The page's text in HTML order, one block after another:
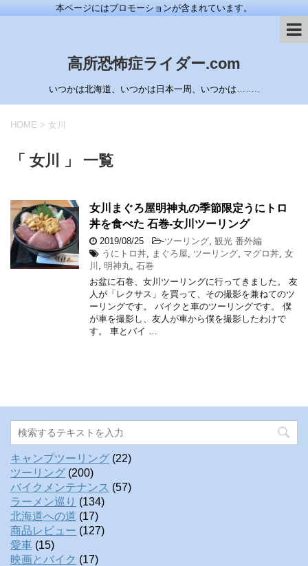
本ページにはプロモーションが含まれています。
高所恐怖症ライダー.com
いつかは北海道、いつかは日本一周、いつかは……..
HOME > 女川
「 女川 」 一覧
女川まぐろ屋明神丸の季節限定うにトロ
丼を食べた 石巻-女川ツーリング
2019/08/25 -ツーリング 観光 番外編
うにトロ丼
まぐろ屋 ツーリング マグロ丼 女
川
明神丸 石巻
お盆に石巻、女川ツーリングに行ってきました。 友
人が「レクサス」を買って、その撮影を兼ねてのツ
ーリングです。 バイクと車のツーリングです。 僕
が車を撮影し、友人が車から僕を撮影したわけで
す。 車とバイ …
キャンプツーリング (22)
ツーリング (200)
バイクメンテナンス (57)
ラーメン巡り (134)
北海道への道 (17)
商品レビュー (127)
愛車 (15)
映画とバイク (17)